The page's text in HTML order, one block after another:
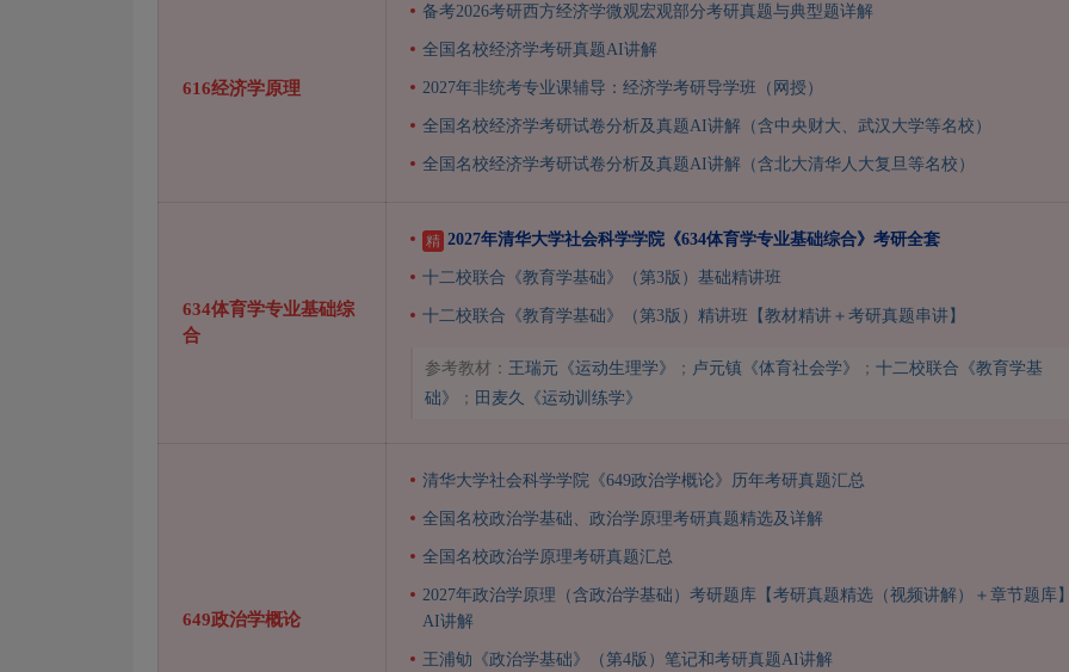
616经济学原理
备考2026考研西方经济学微观宏观部分考研真题与典型题详解
全国名校经济学考研真题AI讲解
2027年非统考专业课辅导：经济学考研导学班（网授）
全国名校经济学考研试卷分析及真题AI讲解（含中央财大、武汉大学等名校）
全国名校经济学考研试卷分析及真题AI讲解（含北大清华人大复旦等名校）
634体育学专业基础综
合
精 2027年清华大学社会科学学院《634体育学专业基础综合》考研全套
十二校联合《教育学基础》（第3版）基础精讲班
十二校联合《教育学基础》（第3版）精讲班【教材精讲＋考研真题串讲】
参考教材： 王瑞元《运动生理学》 ； 卢元镇《体育社会学》 ； 十二校联合《教育学基
础》
； 田麦久《运动训练学》
649政治学概论
清华大学社会科学学院《649政治学概论》历年考研真题汇总
全国名校政治学基础、政治学原理考研真题精选及详解
全国名校政治学原理考研真题汇总
2027年政治学原理（含政治学基础）考研题库【考研真题精选（视频讲解）＋章节题库
AI讲解
王浦劬《政治学基础》（第4版）笔记和考研真题AI讲解